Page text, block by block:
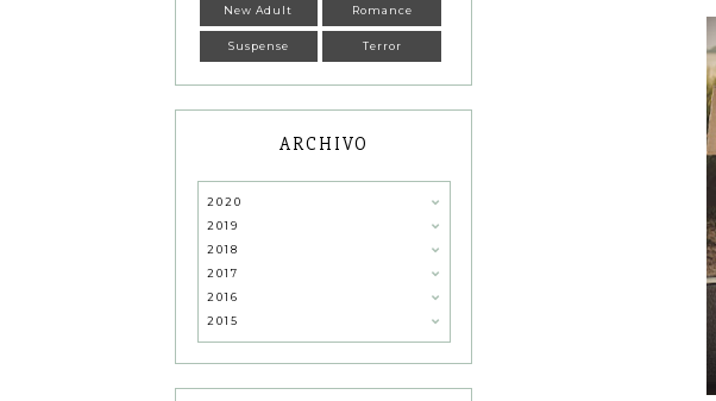
New Adult Romance
Suspense Terror
ARCHIVO
2020
2019
2018
2017
2016
2015